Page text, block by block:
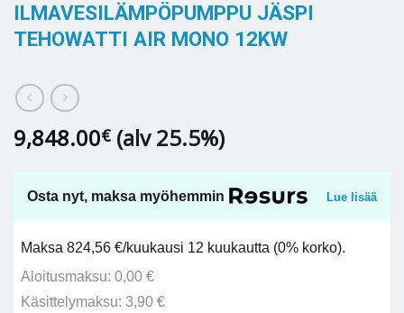
ILMAVESILÄMPÖPUMPPU JÄSPI
TEHOWATTI AIR MONO 12KW
9,848.00€ (alv 25.5%)
Osta nyt, maksa myöhemmin Lue lisää
Maksa 824,56 €/kuukausi 12 kuukautta (0% korko).
Aloitusmaksu: 0,00 €
Käsittelymaksu: 3,90 €